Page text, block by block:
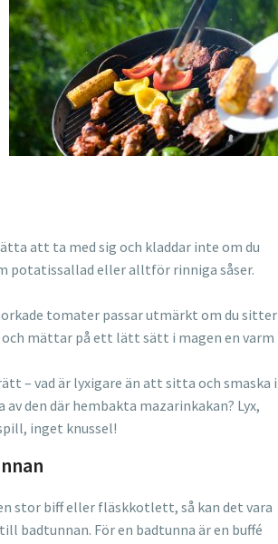
att ta med sig och kladdar inte om du
potatissallad eller alltför rinniga såser.
tomater passar utmärkt om du sitter
mättar på ett lätt sätt i magen en varm
– vad är lyxigare än att sitta och smaska i
den där hembakta mazarinkakan? Lyx,
inget knussel!
stor biff eller fläskkotlett, så kan det vara
För en badtunna är en buffé